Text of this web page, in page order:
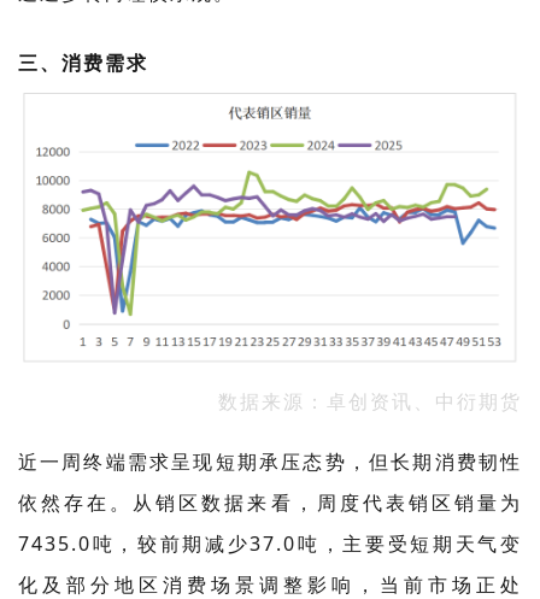
三、消费需求
数据来源：卓创资讯、中衍期货
近一周终端需求呈现短期承压态势，但长期消费韧性
依然存在。从销区数据来看，周度代表销区销量为
7435.0吨，较前期减少37.0吨，主要受短期天气变
化及部分地区消费场景调整影响，当前市场正处